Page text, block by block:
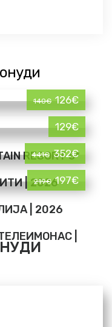
140€ 126€
RESORT 5*
129€
| 2026
441€ 352€
| 2026
219€ 197€
|